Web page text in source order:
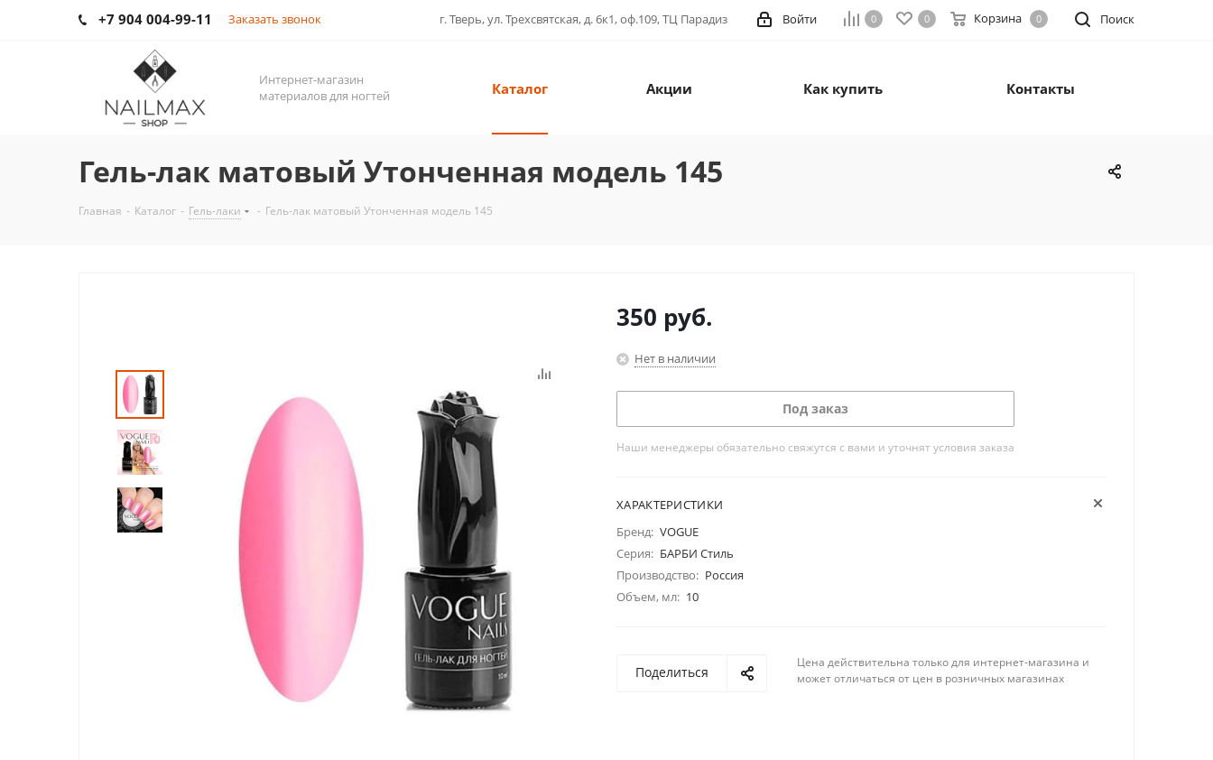
+7 904 004-99-11 Заказать звонок г. Тверь, ул. Трехсвятская, д. 6к1, оф.109, ТЦ Парадиз Поиск
0 0 Корзина 0
Войти
Интернет-магазин
материалов для ногтей
Каталог Акции Как купить Контакты
Гель-лак матовый Утонченная модель 145
Главная - Каталог - Гель-лаки - Гель-лак матовый Утонченная модель 145
350 руб.
Нет в наличии
Под заказ
Наши менеджеры обязательно свяжутся с вами и уточнят условия заказа
ХАРАКТЕРИСТИКИ
Бренд: VOGUE
Серия: БАРБИ Стиль
Производство: Россия
Объем, мл: 10
Поделиться
Цена действительна только для интернет-магазина и
может отличаться от цен в розничных магазинах